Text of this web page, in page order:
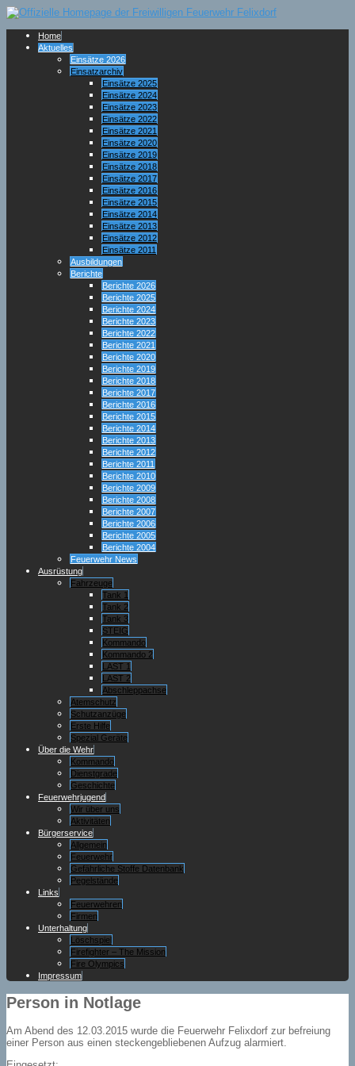
Home
Aktuelles
Einsätze 2026
Einsatzarchiv
Einsätze 2025
Einsätze 2024
Einsätze 2023
Einsätze 2022
Einsätze 2021
Einsätze 2020
Einsätze 2019
Einsätze 2018
Einsätze 2017
Einsätze 2016
Einsätze 2015
Einsätze 2014
Einsätze 2013
Einsätze 2012
Einsätze 2011
Ausbildungen
Berichte
Berichte 2026
Berichte 2025
Berichte 2024
Berichte 2023
Berichte 2022
Berichte 2021
Berichte 2020
Berichte 2019
Berichte 2018
Berichte 2017
Berichte 2016
Berichte 2015
Berichte 2014
Berichte 2013
Berichte 2012
Berichte 2011
Berichte 2010
Berichte 2009
Berichte 2008
Berichte 2007
Berichte 2006
Berichte 2005
Berichte 2004
Feuerwehr News
Ausrüstung
Fahrzeuge
Tank 1
Tank 2
Tank 3
STEIG
Kommando
Kommando 2
LAST 1
LAST 2
Abschleppachse
Atemschutz
Schutzanzüge
Erste Hilfe
Spezial Geräte
Über die Wehr
Kommando
Dienstgrade
Geschichte
Feuerwehrjugend
Wir über uns
Aktivitäten
Bürgerservice
Allgemein
Feuerwehr
Gefährliche Stoffe Datenbank
Pegelstände
Links
Feuerwehren
Firmen
Unterhaltung
Löschspiel
Firefighter – The Mission
Fire Olympics
Impressum
Person in Notlage
Am Abend des 12.03.2015 wurde die Feuerwehr Felixdorf zur befreiung
einer Person aus einen steckengebliebenen Aufzug alarmiert.